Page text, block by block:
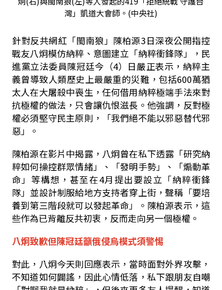
灣」凱道大會師。(中央社)
針對反共網紅「閩南狼」陳柏源3日深夜公開指控
戰友八炯模仿納粹、意圖建立「納粹衝鋒隊」，民
進黨立法委員陳冠廷今（4）日嚴正表示，納粹主
義曾導致人類歷史上最嚴重的災難，包括600萬猶
太人在大屠殺中喪生，任何借用納粹極端手法來對
抗極權的做法，只會讓仇恨滋長。他強調，反對極
權必須堅守民主原則，「我們絕不能以邪惡替代邪
惡」。
陳柏源在影片中揭露，八炯曾在私下透露「研究納
粹如何操控群眾情緒」、「發明手勢」、「煽動革
命」等構想，甚至在4月提出要設立「納粹衝鋒
隊」並設計制服給地方支持者穿上街，聲稱「要培
養到第三階段就可以發起革命」。陳柏源表示，這
些作為已背離反共初衷，反而走向另一個極權。
八炯致歉但陳冠廷籲俄侵烏模式須警惕
對此，八炯今天則回應表示，當時面對外界攻擊，
不知道如何闢謠，因此心情低落，私下跟朋友自嘲